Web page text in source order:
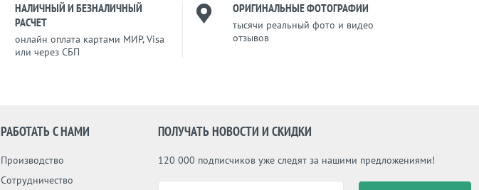
НАЛИЧНЫЙ И БЕЗНАЛИЧНЫЙ
РАСЧЕТ
онлайн оплата картами МИР, Visa
или через СБП
ОРИГИНАЛЬНЫЕ ФОТОГРАФИИ
тысячи реальный фото и видео
отзывов
ПОЛУЧАТЬ НОВОСТИ И СКИДКИ
120 000 подписчиков уже следят за нашими предложениями!
РАБОТАТЬ С НАМИ
Производство
Сотрудничество